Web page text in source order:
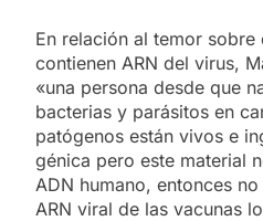
En relación al temor sobre
contienen ARN del virus,
«una persona desde que
bacterias y parásitos en
patógenos están vivos e
génica pero este material
ADN humano, entonces
ARN viral de las vacunas